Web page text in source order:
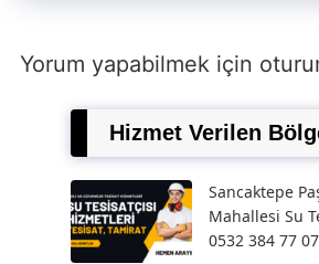
Yorum yapabilmek için
Hizmet Verilen
Sancaktepe
Mahallesi Su
0532 384 77 07